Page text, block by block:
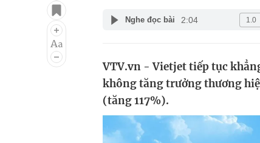
Điện ảnh
Âm nhạc
Du lịch
Chất lượng cuộc
Nghe đọc bài 2:04
VTV.vn - Vietjet tiếp tục
không tăng trưởng thương
(tăng 117%).